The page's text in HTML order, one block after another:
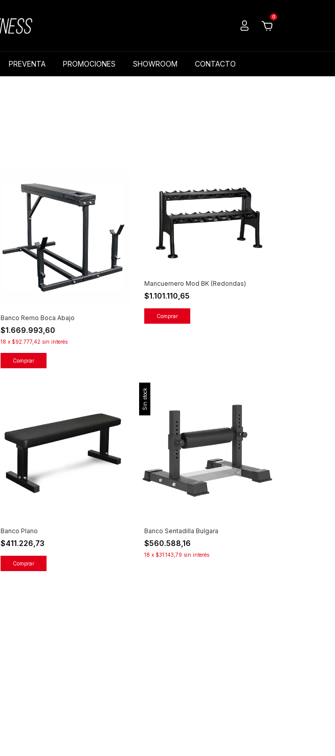
0
PREVENTA PROMOCIONES SHOWROOM CONTACTO
Banco Remo Boca Abajo
$1.669.993,60
18 x $92.777,42 sin interés
Mancuernero Mod BK (Redondas)
$1.101.110,65
Banco Plano
$411.226,73
Sin stock
Banco Sentadilla Bulgara
$560.588,16
18 x $31.143,79 sin interés